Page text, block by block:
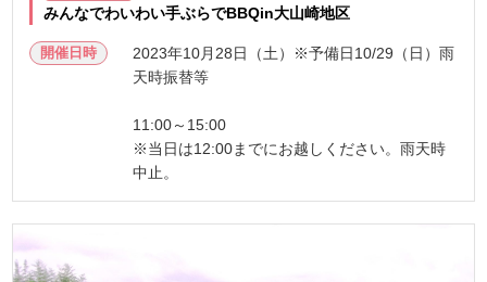
みんなでわいわい手ぶらでBBQin大山崎地区
開催日時
2023年10月28日（土）※予備日10/29（日）雨
天時振替等
11:00～15:00
※当日は12:00までにお越しください。雨天時
中止。